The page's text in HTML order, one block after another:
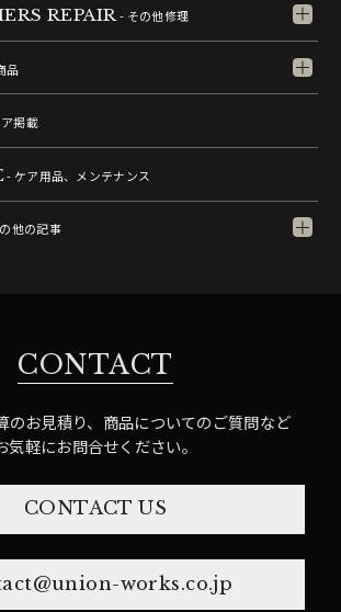
REPAIR- その他修理
品
掲載
- ケア用品、メンテナンス
他の記事
CONTACT
のお見積り、商品についてのご質問など
気軽にお問合せください。
CONTACT US
works.co.jp